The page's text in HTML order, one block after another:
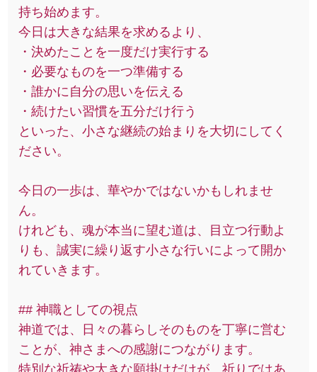
持ち始めます。
今日は大きな結果を求めるより、
・決めたことを一度だけ実行する
・必要なものを一つ準備する
・誰かに自分の思いを伝える
・続けたい習慣を五分だけ行う
といった、小さな継続の始まりを大切にしてく
ださい。
今日の一歩は、華やかではないかもしれませ
ん。
けれども、魂が本当に望む道は、目立つ行動よ
りも、誠実に繰り返す小さな行いによって開か
れていきます。
## 神職としての視点
神道では、日々の暮らしそのものを丁寧に営む
ことが、神さまへの感謝につながります。
特別な祈祷や大きな願掛けだけが、祈りではあ